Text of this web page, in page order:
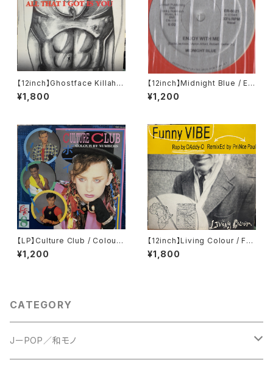
【12inch】Ghostface Killah /
All That I Got Is You
¥1,800
【12inch】Midnight Blue / Enj
oy With Me
¥1,200
【LP】Culture Club / Colour
By Numbers
¥1,200
【12inch】Living Colour / Fun
ny Vibe
¥1,800
CATEGORY
JーPOP／和モノ